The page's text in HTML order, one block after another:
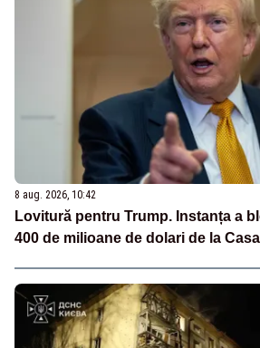
8 aug. 2026, 10:42
Lovitură pentru Trump. Instanța a
400 de milioane de dolari de la